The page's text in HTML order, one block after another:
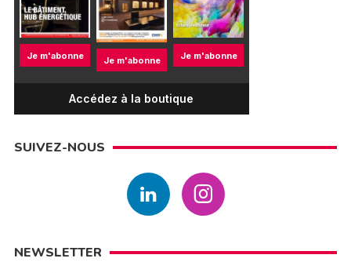
Je m'abonne Je m'abonne Je m'abonne
Accédez à la boutique
SUIVEZ-NOUS
NEWSLETTER